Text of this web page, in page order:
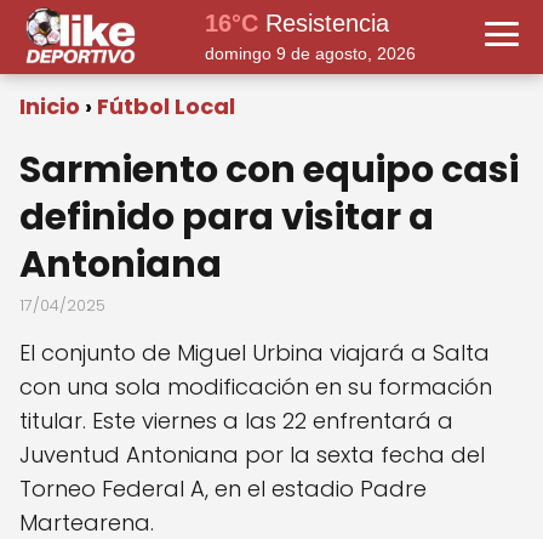
16°C Resistencia
domingo 9 de agosto, 2026
Inicio Fútbol Local
Sarmiento con equipo casi
definido para visitar a
Antoniana
17/04/2025
El conjunto de Miguel Urbina viajará a Salta
con una sola modificación en su formación
titular. Este viernes a las 22 enfrentará a
Juventud Antoniana por la sexta fecha del
Torneo Federal A, en el estadio Padre
Martearena.